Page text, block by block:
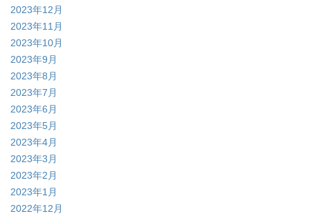
2023年12月
2023年11月
2023年10月
2023年9月
2023年8月
2023年7月
2023年6月
2023年5月
2023年4月
2023年3月
2023年2月
2023年1月
2022年12月